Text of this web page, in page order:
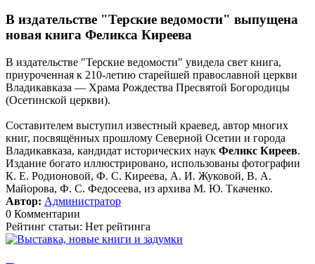
В издательстве "Терские ведомости" выпущена
новая книга Феликса Киреева
В издательстве "Терские ведомости" увидела свет книга,
приуроченная к 210-летию старейшей православной церкви
Владикавказа — Храма Рождества Пресвятой Богородицы
(Осетинской церкви).
Составителем выступил известный краевед, автор многих
книг, посвящённых прошлому Северной Осетии и города
Владикавказа, кандидат исторических наук Феликс Киреев.
Издание богато иллюстрировано, использованы фотографии
К. Е. Родионовой, Ф. С. Киреева, А. И. Жуковой, В. А.
Майорова, Ф. С. Федосеева, из архива М. Ю. Ткаченко.
Автор: Администратор
0 Комментарии
Рейтинг статьи: Нет рейтинга